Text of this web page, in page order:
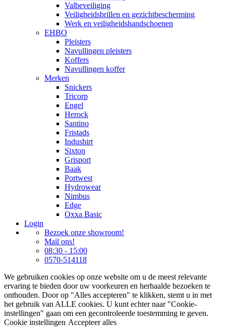
Valbeveiliging
Veiligheidsbrillen en gezichtbescherming
Werk en veiligheidshandschoenen
EHBO
Pleisters
Navullingen pleisters
Koffers
Navullingen koffer
Merken
Snickers
Tricorp
Engel
Herock
Santino
Fristads
Indushirt
Sixton
Grisport
Baak
Portwest
Hydrowear
Nimbus
Edge
Oxxa Basic
Login
Bezoek onze showroom!
Mail ons!
08:30 - 15:00
0570-514118
We gebruiken cookies op onze website om u de meest relevante
ervaring te bieden door uw voorkeuren en herhaalde bezoeken te
onthouden. Door op "Alles accepteren" te klikken, stemt u in met
het gebruik van ALLE cookies. U kunt echter naar "Cookie-
instellingen" gaan om een gecontroleerde toestemming te geven.
Cookie instellingen Accepteer alles